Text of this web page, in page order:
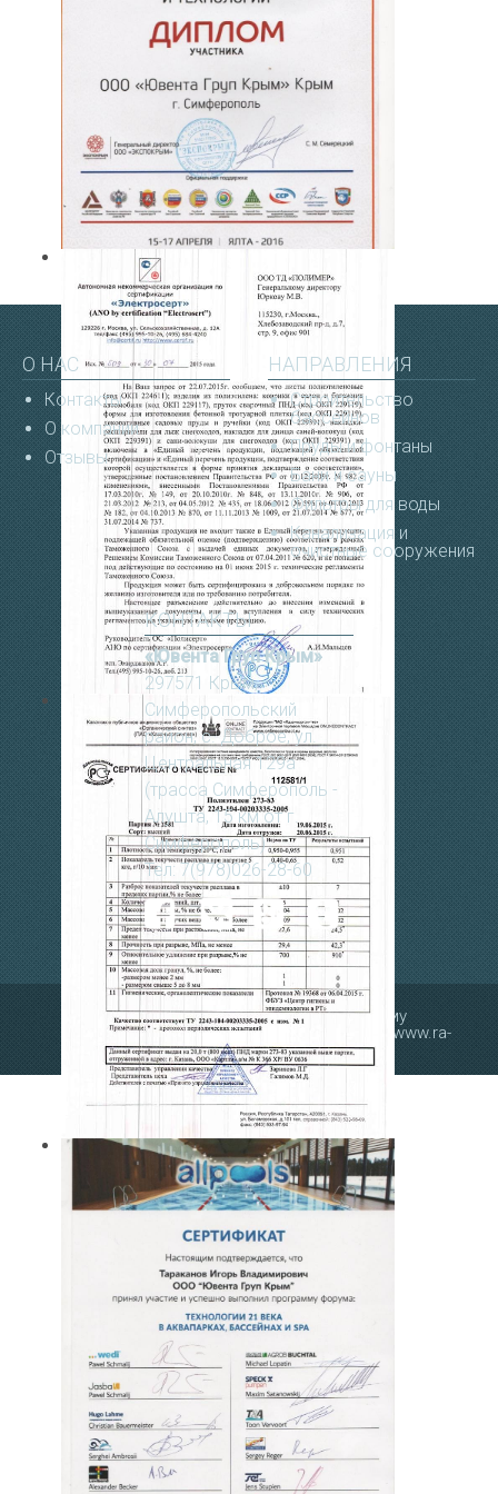
О НАС
Контакты
О компании
Отзывы
НАПРАВЛЕНИЯ
Строительство
бассейнов
Пруды и фонтаны
Бани и сауны
Фильтры для воды
Канализация и
очистные сооружения
КОНТАКТЫ
«Ювента Груп Крым»
297571 Крым,
Cимферопольский
район, с. Доброе, ул.
Центральная 129а
(трасса Симферополь -
Алушта, 15 км от г.
Симферополь)
Тел: 7(978)026-28-60
Рекламу в Крыму
www.ra-
salgir.ru.